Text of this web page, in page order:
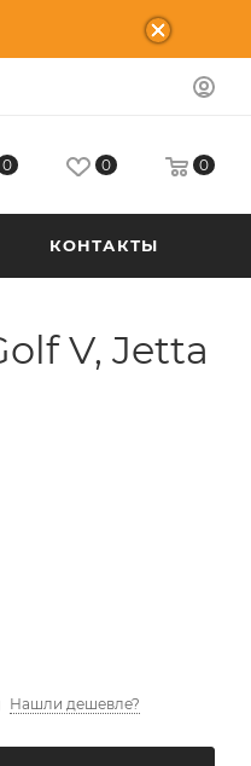
0 0 0
КОНТАКТЫ
V, Jetta
Нашли дешевле?